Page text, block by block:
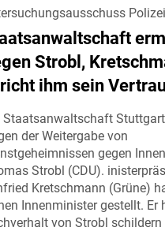
Strobl,
ihm sein
Staatsanwaltschaft
der Weitergabe von
gegen
Strobl (CDU).
Kretschmann (Grüne)
Innenminister gestellt. Er
von Strobl schildern